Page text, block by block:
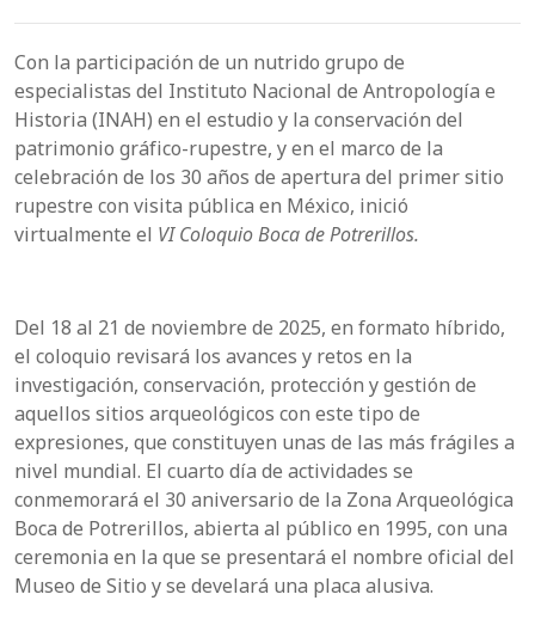
Con la participación de un nutrido grupo de
especialistas del Instituto Nacional de Antropología e
Historia (INAH) en el estudio y la conservación del
patrimonio gráfico-rupestre, y en el marco de la
celebración de los 30 años de apertura del primer sitio
rupestre con visita pública en México, inició
virtualmente el VI Coloquio Boca de Potrerillos.
Del 18 al 21 de noviembre de 2025, en formato híbrido,
el coloquio revisará los avances y retos en la
investigación, conservación, protección y gestión de
aquellos sitios arqueológicos con este tipo de
expresiones, que constituyen unas de las más frágiles a
nivel mundial. El cuarto día de actividades se
conmemorará el 30 aniversario de la Zona Arqueológica
Boca de Potrerillos, abierta al público en 1995, con una
ceremonia en la que se presentará el nombre oficial del
Museo de Sitio y se develará una placa alusiva.